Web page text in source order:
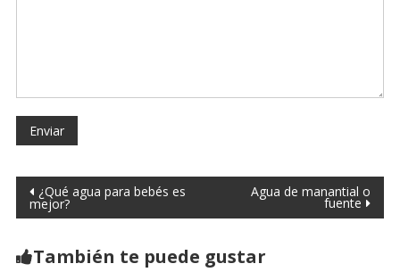
¿Qué agua para bebés es
mejor?
Agua de manantial o
fuente
También te puede gustar